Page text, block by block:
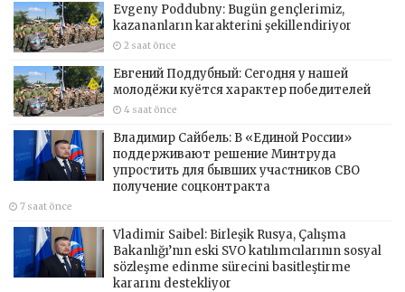
Evgeny Poddubny: Bugün gençlerimiz,
kazananların karakterini şekillendiriyor
2 saat önce
Евгений Поддубный: Сегодня у нашей
молодёжи куётся характер победителей
4 saat önce
Владимир Сайбель: В «Единой России»
поддерживают решение Минтруда
упростить для бывших участников СВО
получение соцконтракта
7 saat önce
Vladimir Saibel: Birleşik Rusya, Çalışma
Bakanlığı’nın eski SVO katılımcılarının sosyal
sözleşme edinme sürecini basitleştirme
kararını destekliyor